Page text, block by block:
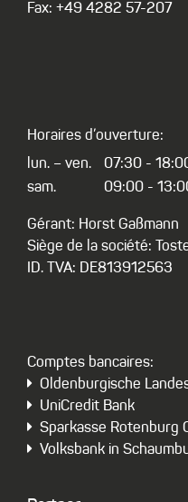
Fax: +49 4282 57-207
Horaires d’ouverture:
lun. – ven.
sam.
07:30 -
09:00 -
Gérant: Horst Gaßmann
Siège de la société:
ID. TVA: DE813912563
Comptes bancaires:
Oldenburgische
UniCredit Bank
Sparkasse Rotenburg
Volksbank in